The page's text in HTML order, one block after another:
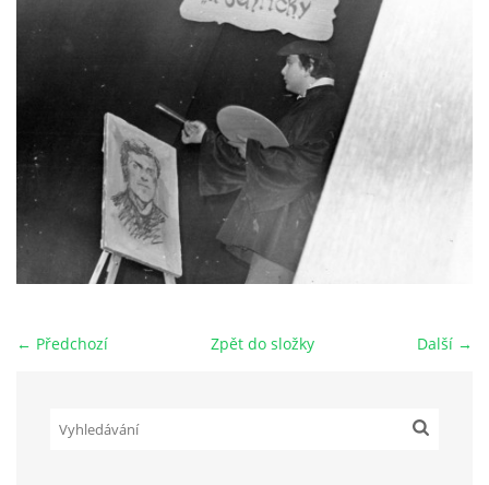
KDY, KDE A CO HRAJEME
HRY OD ROKU 1973
VIDEOZÁZNAMY Z HER
FOTOALBUM
MÍSTO PRO VAŠE VZKAZY!!
← Předchozí Další →
Zpět do složky